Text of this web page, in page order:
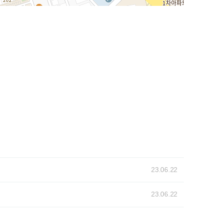
23.06.22
23.06.22